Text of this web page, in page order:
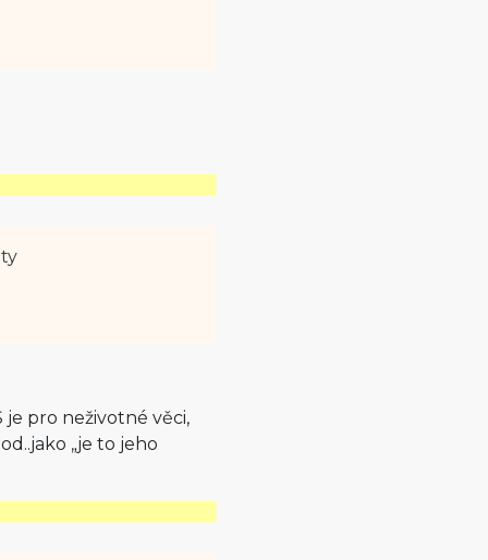
je pro neživotné věci,
„je to jeho